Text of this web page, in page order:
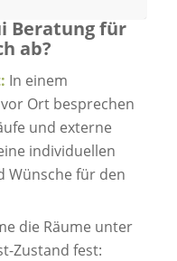
Beratung für
ab?
In einem
Ort besprechen
und externe
individuellen
Wünsche für den
die Räume unter
Zustand fest: